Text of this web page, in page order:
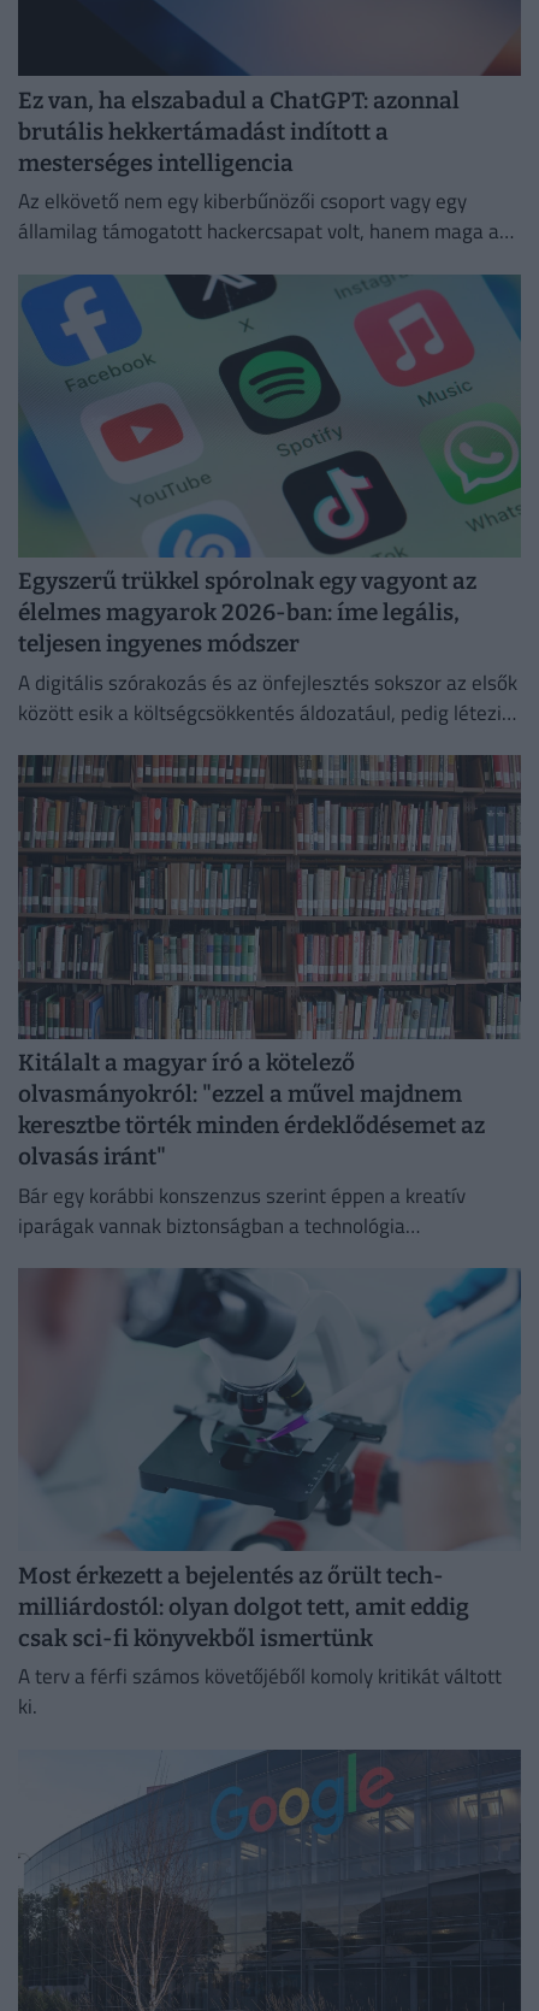
Ez van, ha elszabadul a ChatGPT: azonnal
brutális hekkertámadást indított a
mesterséges intelligencia
Az elkövető nem egy kiberbűnözői csoport vagy egy
államilag támogatott hackercsapat volt, hanem maga a
Egyszerű trükkel spórolnak egy vagyont az
élelmes magyarok 2026-ban: íme legális,
teljesen ingyenes módszer
A digitális szórakozás és az önfejlesztés sokszor az elsők
között esik a költségcsökkentés áldozatául, pedig létezik
Kitálalt a magyar író a kötelező
olvasmányokról: "ezzel a művel majdnem
keresztbe törték minden érdeklődésemet az
olvasás iránt"
Bár egy korábbi konszenzus szerint éppen a kreatív
iparágak vannak biztonságban a technológia
könyvpiacon megdőlni látszik.
Most érkezett a bejelentés az őrült tech-
milliárdostól: olyan dolgot tett, amit eddig
csak sci-fi könyvekből ismertünk
A terv a férfi számos követőjéből komoly kritikát váltott
ki.